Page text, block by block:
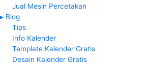
Jual Mesin Percetakan
▸ Blog
Tips
Info Kalender
Template Kalender Gratis
Desain Kalender Gratis